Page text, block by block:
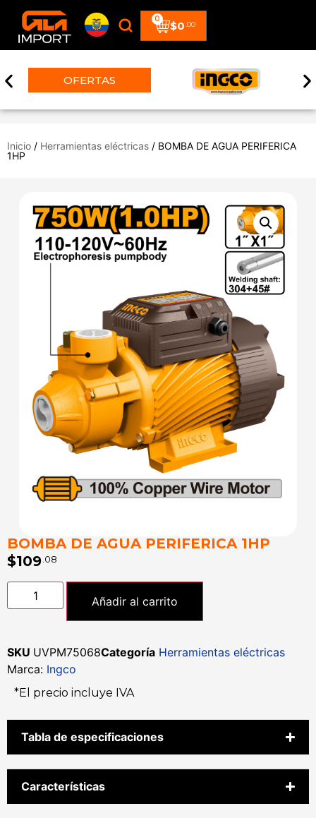
$0 .00
0
Inicio / Herramientas eléctricas / BOMBA DE AGUA PERIFERICA
1HP
BOMBA DE AGUA PERIFERICA 1HP
$109 .08
Añadir al carrito
SKU UVPM75068Categoría Herramientas eléctricas
Marca: Ingco
*El precio incluye IVA
Tabla de especificaciones
Características